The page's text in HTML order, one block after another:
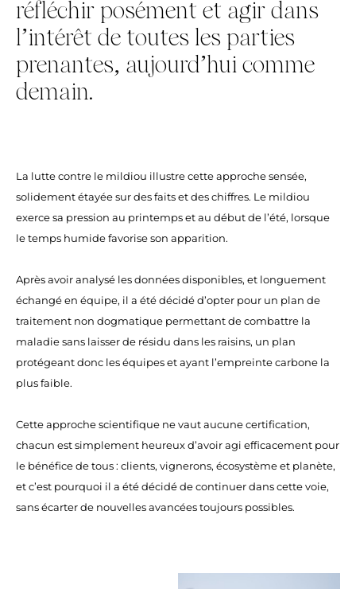
réfléchir posément et agir dans
l’intérêt de toutes les parties
prenantes, aujourd’hui comme
demain.
La lutte contre le mildiou illustre cette approche sensée,
solidement étayée sur des faits et des chiffres. Le mildiou
exerce sa pression au printemps et au début de l’été, lorsque
le temps humide favorise son apparition.
Après avoir analysé les données disponibles, et longuement
échangé en équipe, il a été décidé d’opter pour un plan de
traitement non dogmatique permettant de combattre la
maladie sans laisser de résidu dans les raisins, un plan
protégeant donc les équipes et ayant l’empreinte carbone la
plus faible.
Cette approche scientifique ne vaut aucune certification,
chacun est simplement heureux d’avoir agi efficacement pour
le bénéfice de tous : clients, vignerons, écosystème et planète,
et c’est pourquoi il a été décidé de continuer dans cette voie,
sans écarter de nouvelles avancées toujours possibles.